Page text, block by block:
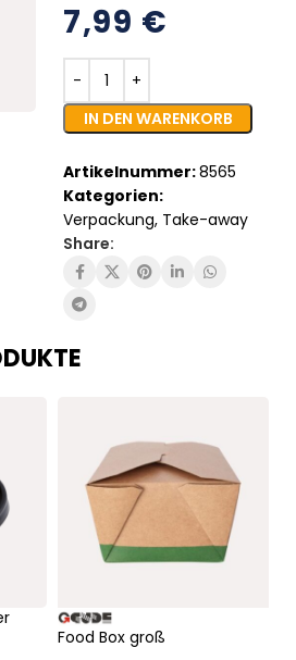
7,99 €
IN DEN WARENKORB
Artikelnummer:8565
Kategorien:
Verpackung, Take-away
Share:
Food Box groß